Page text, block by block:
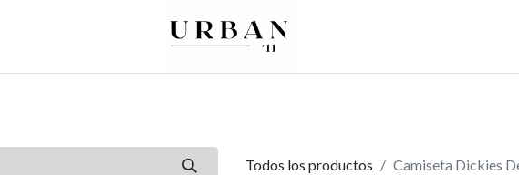
Todos los productos Camiseta Dickies